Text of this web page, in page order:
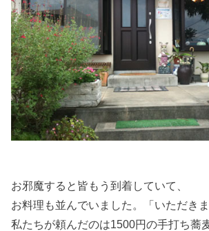
お邪魔すると皆もう到着していて、
お料理も並んでいました。「いただきま
私たちが頼んだのは1500円の手打ち蕎